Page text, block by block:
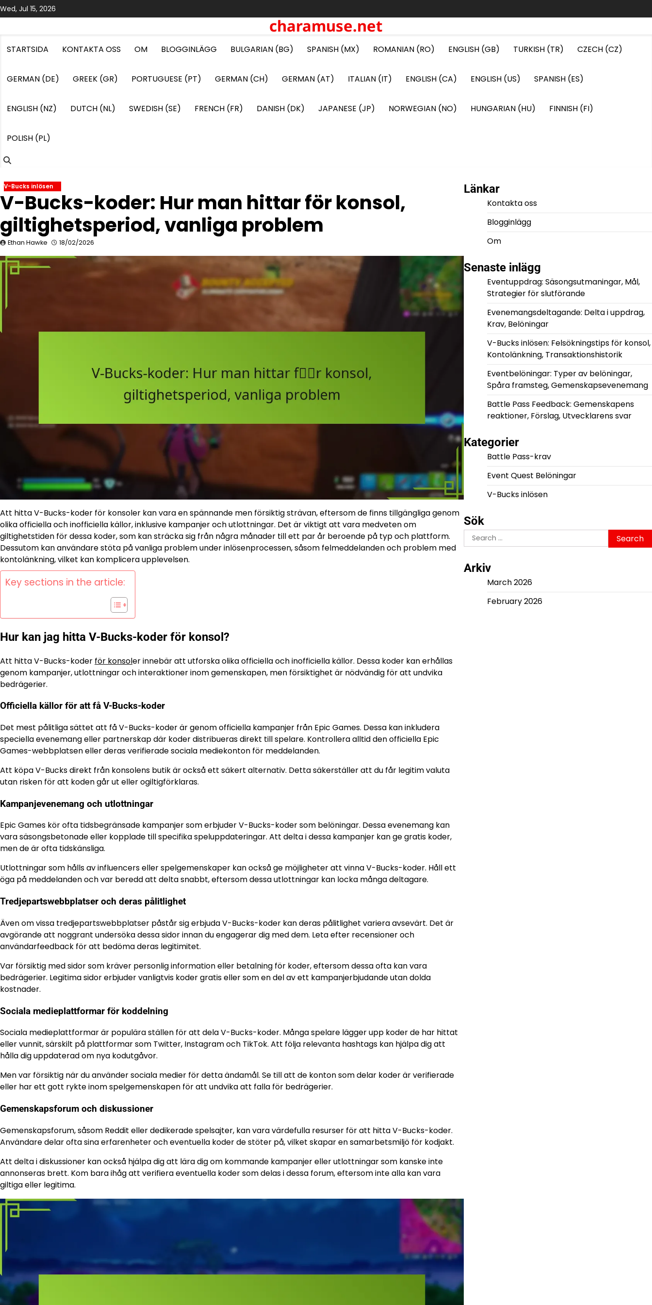
Skip
to
Wed, Jul 15, 2026
charamuse.net
STARTSIDA KONTAKTA OSS OM BLOGGINLÄGG BULGARIAN (BG) SPANISH (MX) ROMANIAN (RO) ENGLISH (GB) TURKISH (TR) CZECH (CZ)
GERMAN (DE) GREEK (GR) PORTUGUESE (PT) GERMAN (CH) GERMAN (AT) ITALIAN (IT) ENGLISH (CA) ENGLISH (US) SPANISH (ES)
ENGLISH (NZ) DUTCH (NL) SWEDISH (SE) FRENCH (FR) DANISH (DK) JAPANESE (JP) NORWEGIAN (NO) HUNGARIAN (HU) FINNISH (FI)
POLISH (PL)
V-Bucks inlösen
V-Bucks-koder: Hur man hittar för konsol,
giltighetsperiod, vanliga problem
Ethan Hawke 18/02/2026
Att hitta V-Bucks-koder för konsoler kan vara en spännande men försiktig strävan, eftersom de finns tillgängliga genom
olika officiella och inofficiella källor, inklusive kampanjer och utlottningar. Det är viktigt att vara medveten om
giltighetstiden för dessa koder, som kan sträcka sig från några månader till ett par år beroende på typ och plattform.
Dessutom kan användare stöta på vanliga problem under inlösenprocessen, såsom felmeddelanden och problem med
kontolänkning, vilket kan komplicera upplevelsen.
Key sections in the article:
Hur kan jag hitta V-Bucks-koder för konsol?
Att hitta V-Bucks-koder för konsoler innebär att utforska olika officiella och inofficiella källor. Dessa koder kan erhållas
genom kampanjer, utlottningar och interaktioner inom gemenskapen, men försiktighet är nödvändig för att undvika
bedrägerier.
Officiella källor för att få V-Bucks-koder
Det mest pålitliga sättet att få V-Bucks-koder är genom officiella kampanjer från Epic Games. Dessa kan inkludera
speciella evenemang eller partnerskap där koder distribueras direkt till spelare. Kontrollera alltid den officiella Epic
Games-webbplatsen eller deras verifierade sociala mediekonton för meddelanden.
Att köpa V-Bucks direkt från konsolens butik är också ett säkert alternativ. Detta säkerställer att du får legitim valuta
utan risken för att koden går ut eller ogiltigförklaras.
Kampanjevenemang och utlottningar
Epic Games kör ofta tidsbegränsade kampanjer som erbjuder V-Bucks-koder som belöningar. Dessa evenemang kan
vara säsongsbetonade eller kopplade till specifika speluppdateringar. Att delta i dessa kampanjer kan ge gratis koder,
men de är ofta tidskänsliga.
Utlottningar som hålls av influencers eller spelgemenskaper kan också ge möjligheter att vinna V-Bucks-koder. Håll ett
öga på meddelanden och var beredd att delta snabbt, eftersom dessa utlottningar kan locka många deltagare.
Tredjepartswebbplatser och deras pålitlighet
Även om vissa tredjepartswebbplatser påstår sig erbjuda V-Bucks-koder kan deras pålitlighet variera avsevärt. Det är
avgörande att noggrant undersöka dessa sidor innan du engagerar dig med dem. Leta efter recensioner och
användarfeedback för att bedöma deras legitimitet.
Var försiktig med sidor som kräver personlig information eller betalning för koder, eftersom dessa ofta kan vara
bedrägerier. Legitima sidor erbjuder vanligtvis koder gratis eller som en del av ett kampanjerbjudande utan dolda
kostnader.
Sociala medieplattformar för koddelning
Sociala medieplattformar är populära ställen för att dela V-Bucks-koder. Många spelare lägger upp koder de har hittat
eller vunnit, särskilt på plattformar som Twitter, Instagram och TikTok. Att följa relevanta hashtags kan hjälpa dig att
hålla dig uppdaterad om nya kodutgåvor.
Men var försiktig när du använder sociala medier för detta ändamål. Se till att de konton som delar koder är verifierade
eller har ett gott rykte inom spelgemenskapen för att undvika att falla för bedrägerier.
Gemenskapsforum och diskussioner
Gemenskapsforum, såsom Reddit eller dedikerade spelsajter, kan vara värdefulla resurser för att hitta V-Bucks-koder.
Användare delar ofta sina erfarenheter och eventuella koder de stöter på, vilket skapar en samarbetsmiljö för kodjakt.
Att delta i diskussioner kan också hjälpa dig att lära dig om kommande kampanjer eller utlottningar som kanske inte
annonseras brett. Kom bara ihåg att verifiera eventuella koder som delas i dessa forum, eftersom inte alla kan vara
giltiga eller legitima.
Länkar
Kontakta oss
Blogginlägg
Om
Senaste inlägg
Eventuppdrag: Säsongsutmaningar, Mål,
Strategier för slutförande
Evenemangsdeltagande: Delta i uppdrag,
Krav, Belöningar
V-Bucks inlösen: Felsökningstips för konsol,
Kontolänkning, Transaktionshistorik
Eventbelöningar: Typer av belöningar,
Spåra framsteg, Gemenskapsevenemang
Battle Pass Feedback: Gemenskapens
reaktioner, Förslag, Utvecklarens svar
Kategorier
Battle Pass-krav
Event Quest Belöningar
V-Bucks inlösen
Sök
Search
for:
Arkiv
March 2026
February 2026